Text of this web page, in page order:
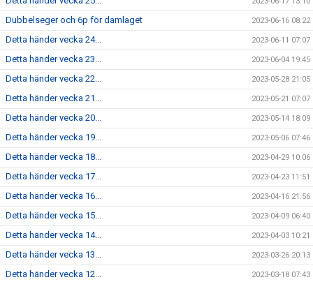
Dubbelseger och 6p för damlaget 2023-06-16 08:22
Detta händer vecka 24... 2023-06-11 07:07
Detta händer vecka 23... 2023-06-04 19:45
Detta händer vecka 22... 2023-05-28 21:05
Detta händer vecka 21... 2023-05-21 07:07
Detta händer vecka 20... 2023-05-14 18:09
Detta händer vecka 19... 2023-05-06 07:46
Detta händer vecka 18... 2023-04-29 10:06
Detta händer vecka 17... 2023-04-23 11:51
Detta händer vecka 16... 2023-04-16 21:56
Detta händer vecka 15... 2023-04-09 06:40
Detta händer vecka 14... 2023-04-03 10:21
Detta händer vecka 13... 2023-03-26 20:13
Detta händer vecka 12... 2023-03-18 07:43